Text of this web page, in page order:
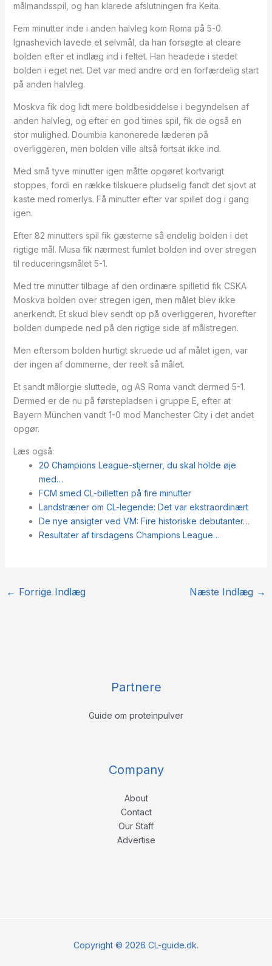
målmandsspil, og han klarede afslutningen fra Keita.
Fem minutter inde i anden halvleg kom Roma på 5-0.
Ignashevich lavede et selvmål, da han forsøgte at cleare
bolden efter et indlæg ind i feltet. Han headede i stedet
bolden i eget net. Det var med andre ord en forfærdelig start
på anden halvleg.
Moskva fik dog lidt mere boldbesiddelse i begyndelsen af
anden halvleg, og efter en god times spil, fik de også en
stor mulighed. Doumbia kanonerede læderen på
overliggeren, men bolden ville altså fortsat ikke ind.
Med små tyve minutter igen måtte opgøret kortvarigt
stoppes, fordi en række tilskuere pludselig fandt det sjovt at
kaste med romerlys. Få minutter efter var spillet dog i gang
igen.
Efter 82 minutters spil fik gæsterne så endelig bolden i det
rigtige mål. Musa fik nærmest fumlet bolden ind over stregen
til reduceringsmålet 5-1.
Med tre minutter tilbage af den ordinære spilletid fik CSKA
Moskva bolden over stregen igen, men målet blev ikke
anerkendt. Et skud blev sendt op på overliggeren, hvorefter
bolden dumpede ned på den rigtige side af målstregen.
Men eftersom bolden hurtigt skruede ud af målet igen, var
der ingen af dommerne, der reelt så målet.
Et sandt målorgie sluttede, og AS Roma vandt dermed 5-1.
Dermed er de nu på førstepladsen i gruppe E, efter at
Bayern München vandt 1-0 mod Manchester City i det andet
opgør.
Læs også:
20 Champions League-stjerner, du skal holde øje
med…
FCM smed CL-billetten på fire minutter
Landstræner om CL-legende: Det var ekstraordinært
De nye ansigter ved VM: Fire historiske debutanter…
Resultater af tirsdagens Champions League…
← Forrige Indlæg Næste Indlæg →
Partnere
Guide om proteinpulver
Company
About
Contact
Our Staff
Advertise
Copyright © 2026 CL-guide.dk.